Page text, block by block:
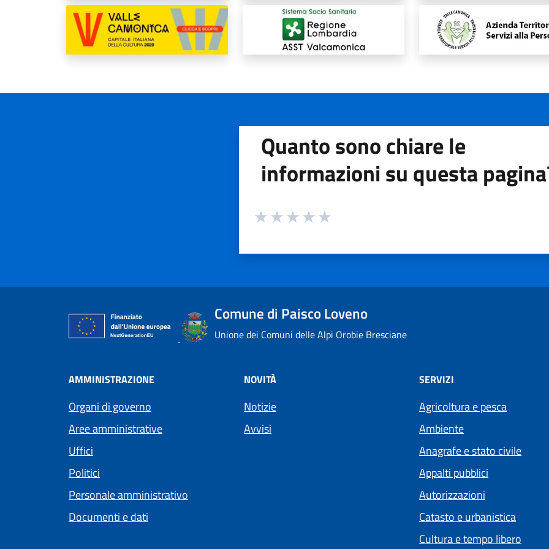
Quanto sono chiare le
informazioni su questa
Valuta da 1 a 5 stelle la pagina
Comune di Paisco Loveno
Unione dei Comuni delle Alpi Orobie Bresciane
AMMINISTRAZIONE
Organi di governo
Aree amministrative
Uffici
Politici
Personale amministrativo
Documenti e dati
NOVITÀ
Notizie
Avvisi
SERVIZI
Agricoltura e pesca
Ambiente
Anagrafe e stato civile
Appalti pubblici
Autorizzazioni
Catasto e urbanistica
Cultura e tempo libero